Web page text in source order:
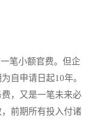
笔小额官费。但企
自申请日起10年。
，又是一笔未来必
前期所有投入付诸